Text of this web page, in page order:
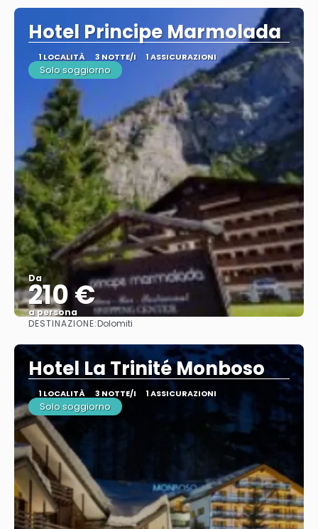
Hotel Principe Marmolada
1 LOCALITÀ 3 NOTTE/I 1 ASSICURAZIONI
Solo soggiorno
Da
210 €
a persona
DESTINAZIONE:Dolomiti
Hotel La Trinité Monboso
1 LOCALITÀ 3 NOTTE/I 1 ASSICURAZIONI
Solo soggiorno